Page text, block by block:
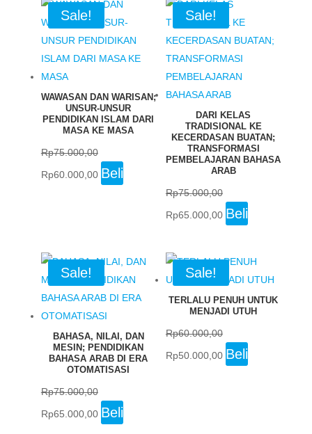
Rp75.000,00.
Rp65.000,00.
Sale!
WAWASAN DAN WARISAN;
UNSUR-UNSUR
PENDIDIKAN ISLAM DARI
MASA KE MASA
Rp75.000,00
Original
Rp60.000,00Current
price
Beli
Sale!
DARI KELAS
TRADISIONAL KE
KECERDASAN BUATAN;
TRANSFORMASI
PEMBELAJARAN BAHASA
ARAB
Rp75.000,00
Original
Rp75.000,00.
Rp65.000,00Current
price
Rp65.000,00.
Beli
Sale!
BAHASA, NILAI, DAN
MESIN; PENDIDIKAN
BAHASA ARAB DI ERA
OTOMATISASI
Rp75.000,00
Original
Rp65.000,00Current
price
Beli
Sale!
TERLALU PENUH UNTUK
MENJADI UTUH
Rp60.000,00
Original
Rp50.000,00Current
price
Beli